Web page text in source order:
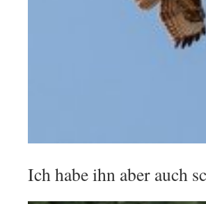
Ich habe ihn aber auch